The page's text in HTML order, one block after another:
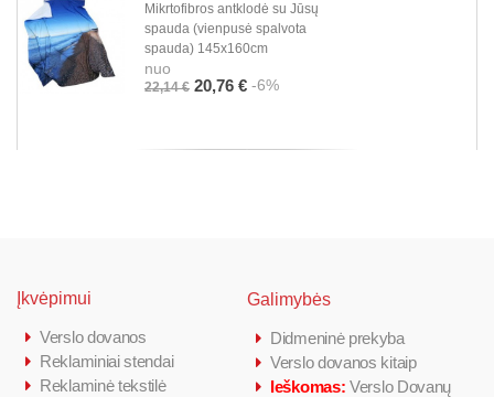
Mikrtofibros antklodė su Jūsų
spauda (vienpusė spalvota
spauda) 145x160cm
nuo
22,14 € 20,76 € -6%
Įkvėpimui
Verslo dovanos
Reklaminiai stendai
Reklaminė tekstilė
Galimybės
Didmeninė prekyba
Verslo dovanos kitaip
Ieškomas: Verslo Dovanų